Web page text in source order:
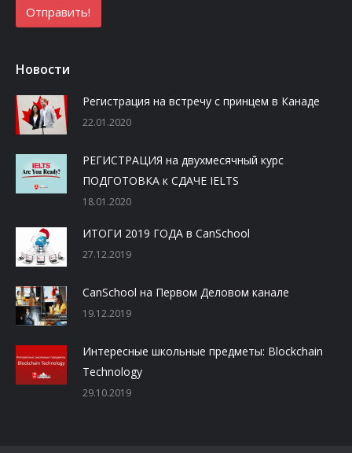
Новости
Регистрация на встречу с принцем в Канаде
22.01.2020
РЕГИСТРАЦИЯ на двухмесячный курс
ПОДГОТОВКА к СДАЧЕ IELTS
18.01.2020
ИТОГИ 2019 ГОДА в CanSchool
27.12.2019
CanSchool на Первом Деловом канале
19.12.2019
Интересные школьные предметы: Blockchain
Technology
29.10.2019